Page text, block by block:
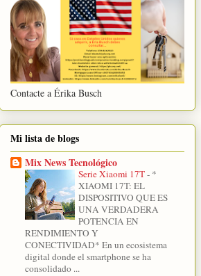
Contacte a Érika Busch
Mi lista de blogs
Mix News Tecnológico
Serie Xiaomi 17T- *
XIAOMI 17T: EL
DISPOSITIVO QUE ES
UNA VERDADERA
POTENCIA EN
RENDIMIENTO Y
CONECTIVIDAD* En un ecosistema
digital donde el smartphone se ha
consolidado ...